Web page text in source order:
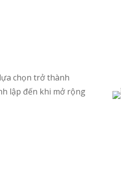
chọn trở thành
lập đến khi mở rộng